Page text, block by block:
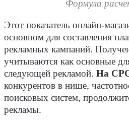
Формула
Этот показатель онлайн-
основном для составления
рекламных кампаний.
учитываются как основные
следующей рекламой. На
конкурентов в нише,
поисковых систем,
рекламы.